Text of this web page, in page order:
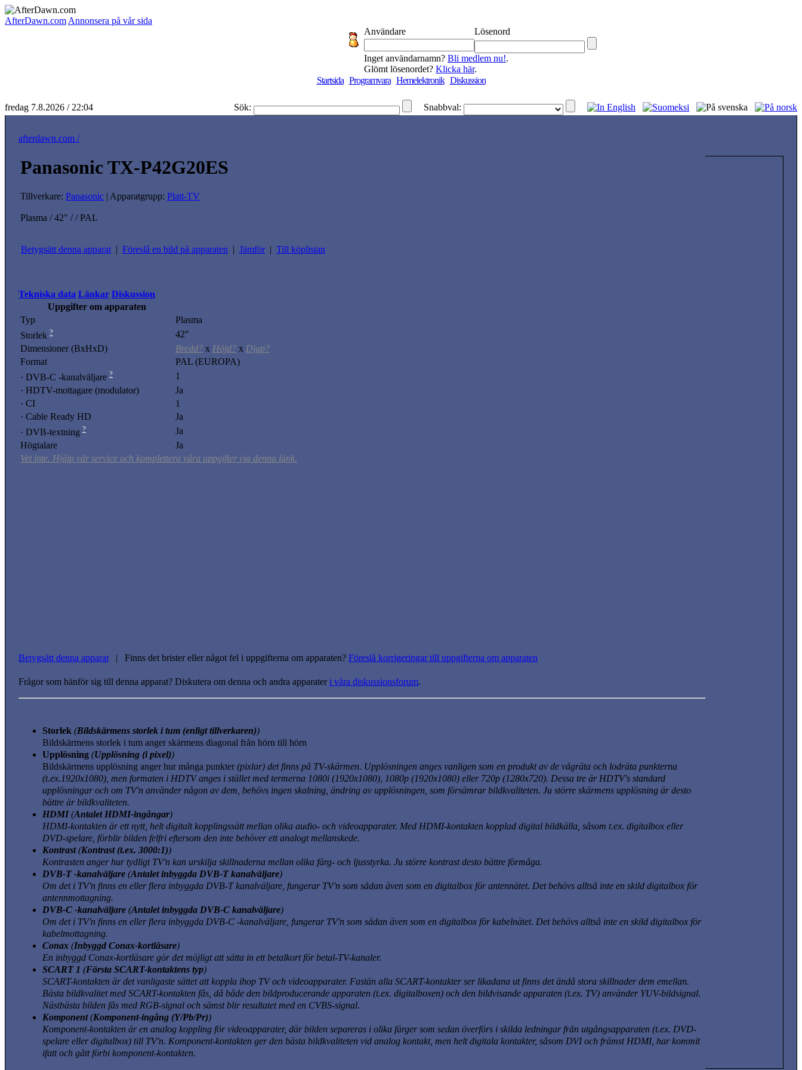
AfterDawn.com Annonsera på vår sida
Användare
Lösenord
Inget användarnamn? Bli medlem nu!.
Glömt lösenordet? Klicka här.
Startsida Programvara Hemelektronik Diskussion
fredag 7.8.2026 / 22:04 Sök: Snabbval:
afterdawn.com /
Panasonic TX-P42G20ES
Tillverkare: Panasonic | Apparatgrupp: Platt-TV
Plasma / 42" / / PAL
Betygsätt denna apparat | Föreslå en bild på apparaten | Jämför | Till köplistan
Tekniska data Länkar Diskussion
Uppgifter om apparaten
Typ
Plasma
Storlek ?
42"
Dimensioner (BxHxD)
Bredd? x Höjd? x Djup?
Format
PAL (EUROPA)
· DVB-C -kanalväljare ?
1
· HDTV-mottagare (modulator)
Ja
· CI
1
· Cable Ready HD
Ja
· DVB-textning ?
Ja
Högtalare
Ja
Vet inte. Hjälp vår service och komplettera våra uppgifter via denna länk.
Betygsätt denna apparat | Finns det brister eller något fel i uppgifterna om apparaten? Föreslå korrigeringar till uppgifterna om apparaten
Frågor som hänför sig till denna apparat? Diskutera om denna och andra apparater i våra diskussionsforum.
Storlek (Bildskärmens storlek i tum (enligt tillverkaren))
Bildskärmens storlek i tum anger skärmens diagonal från hörn till hörn
Upplösning (Upplösning (i pixel))
Bildskärmens upplösning anger hur många punkter(pixlar) det finns på TV-skärmen. Upplösningen anges vanligen som en produkt av de vågräta och lodräta punkterna
(t.ex.1920x1080) , men formaten i HDTV anges i stället med termerna 1080i (1920x1080) , 1080p (1920x1080) eller 720p (1280x720). Dessa tre är HDTV's standard
upplösningar och om TV'n använder någon av dem, behövs ingen skalning, ändring av upplösningen, som försämrar bildkvaliteten. Ju större skärmens upplösning är desto
bättre är bildkvaliteten.
HDMI (Antalet HDMI-ingångar)
HDMI-kontakten är ett nytt, helt digitalt kopplingssätt mellan olika audio- och videoapparater. Med HDMI-kontakten kopplad digital bildkälla, såsom t.ex. digitalbox eller
DVD-spelare, förblir bilden felfri eftersom den inte behöver ett analogt mellanskede.
Kontrast (Kontrast (t.ex. 3000:1))
Kontrasten anger hur tydligt TV'n kan urskilja skillnaderna mellan olika färg- och ljusstyrka. Ju större kontrast desto bättre förmåga.
DVB-T -kanalväljare (Antalet inbyggda DVB-T kanalväljare)
Om det i TV'n finns en eller flera inbyggda DVB-T kanalväljare, fungerar TV'n som sådan även som en digitalbox för antennätet. Det behövs alltså inte en skild digitalbox för
antennmottagning.
DVB-C -kanalväljare (Antalet inbyggda DVB-C kanalväljare)
Om det i TV'n finns en eller flera inbyggda DVB-C -kanalväljare, fungerar TV'n som sådan även som en digitalbox för kabelnätet. Det behövs alltså inte en skild digitalbox för
kabelmottagning.
Conax (Inbyggd Conax-kortläsare)
En inbyggd Conax-kortläsare gör det möjligt att sätta in ett betalkort för betal-TV-kanaler.
SCART 1 (Första SCART-kontaktens typ)
SCART-kontakten är det vanligaste sättet att koppla ihop TV och videoapparater. Fastän alla SCART-kontakter ser likadana ut finns det ändå stora skillnader dem emellan.
Bästa bildkvalitet med SCART-kontakten fås, då både den bildproducerande apparaten (t.ex. digitalboxen) och den bildvisande apparaten (t.ex. TV) använder YUV-bildsignal.
Nästbästa bilden fås med RGB-signal och sämst blir resultatet med en CVBS-signal.
Komponent (Komponent-ingång (Y/Pb/Pr))
Komponent-kontakten är en analog koppling för videoapparater, där bilden separeras i olika färger som sedan överförs i skilda ledningar från utgångsapparaten (t.ex. DVD-
spelare eller digitalbox) till TV'n. Komponent-kontakten ger den bästa bildkvaliteten vid analog kontakt, men helt digitala kontakter, såsom DVI och främst HDMI, har kommit
ifatt och gått förbi komponent-kontakten.